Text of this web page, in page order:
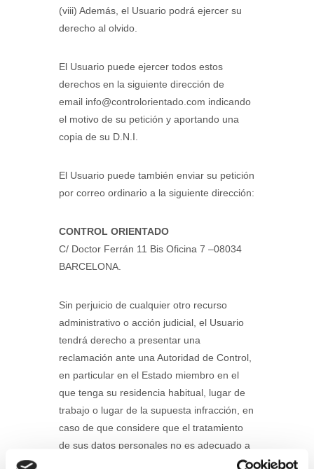
(viii) Además, el Usuario podrá ejercer su
derecho al olvido.
El Usuario puede ejercer todos estos
derechos en la siguiente dirección de
email info@controlorientado.com indicando
el motivo de su petición y aportando una
copia de su D.N.I.
El Usuario puede también enviar su petición
por correo ordinario a la siguiente dirección:
CONTROL ORIENTADO
​​​​​​​C/ Doctor Ferrán 11 Bis Oficina 7 –08034
BARCELONA.
Sin perjuicio de cualquier otro recurso
administrativo o acción judicial, el Usuario
tendrá derecho a presentar una
reclamación ante una Autoridad de Control,
en particular en el Estado miembro en el
que tenga su residencia habitual, lugar de
trabajo o lugar de la supuesta infracción, en
caso de que considere que el tratamiento
de sus datos personales no es adecuado a
la normativa, así como en el caso de no ver